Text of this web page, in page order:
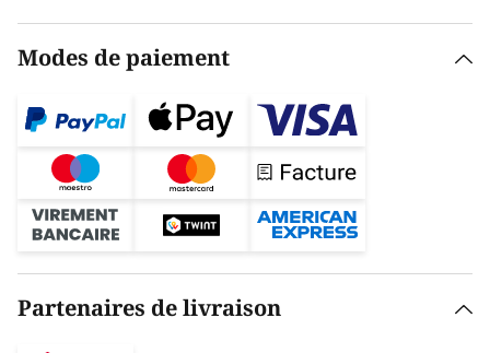
Modes de paiement
Partenaires de livraison